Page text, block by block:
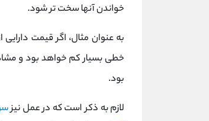
خواندن آنها سخت تر شود.
بود.
لازم به ذکر است که در عمل نیز